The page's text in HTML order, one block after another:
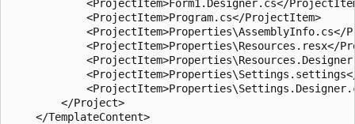
<ProjectItem>Form1.Designer.cs</
            <ProjectItem>Program.cs</ProjectItem>
<ProjectItem>Properties\AssemblyInfo.cs</
<ProjectItem>Properties\Resources.resx</
        </Project>
    </TemplateContent>